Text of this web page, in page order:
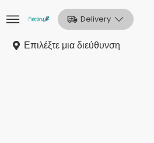
Αρχική
Delivery
Επιλέξτε μια διεύθυνση